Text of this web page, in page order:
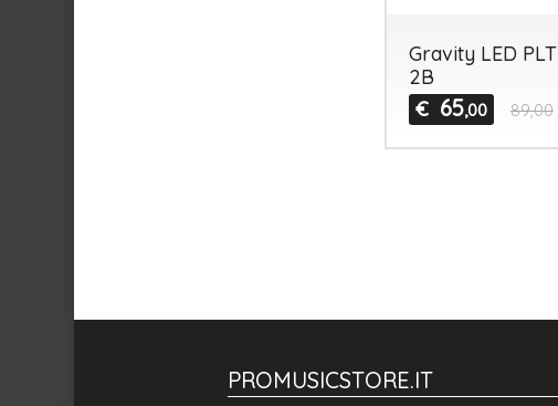
Gravity LED PLT
2B
€ 65,00 89,00
PROMUSICSTORE.IT